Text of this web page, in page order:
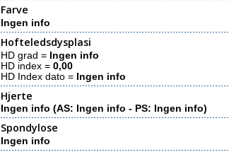
Farve
Ingen info
Hofteledsdysplasi
HD grad = Ingen info
HD index =0,00
HD Index dato = Ingen info
Hjerte
Ingen info (AS: Ingen info - PS: Ingen info)
Spondylose
Ingen info